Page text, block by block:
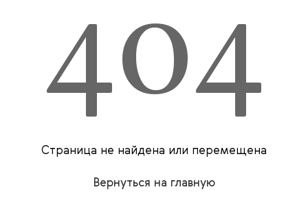
Страница не найдена или перемещена
Вернуться на главную